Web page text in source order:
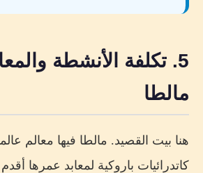
5. تكلفة الأنشطة
مالطا
هنا بيت القصيد. مالطا فيها معالم
كاتدرائيات باروكية لمعابد عمرها